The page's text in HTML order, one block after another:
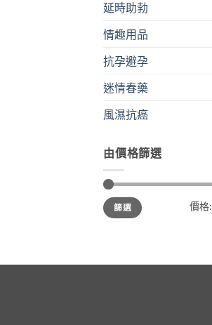
延時助勃
情趣用品
抗孕避孕
迷情春藥
風濕抗癌
由價格篩選
最
低
價
最
高
價
篩選 價格: